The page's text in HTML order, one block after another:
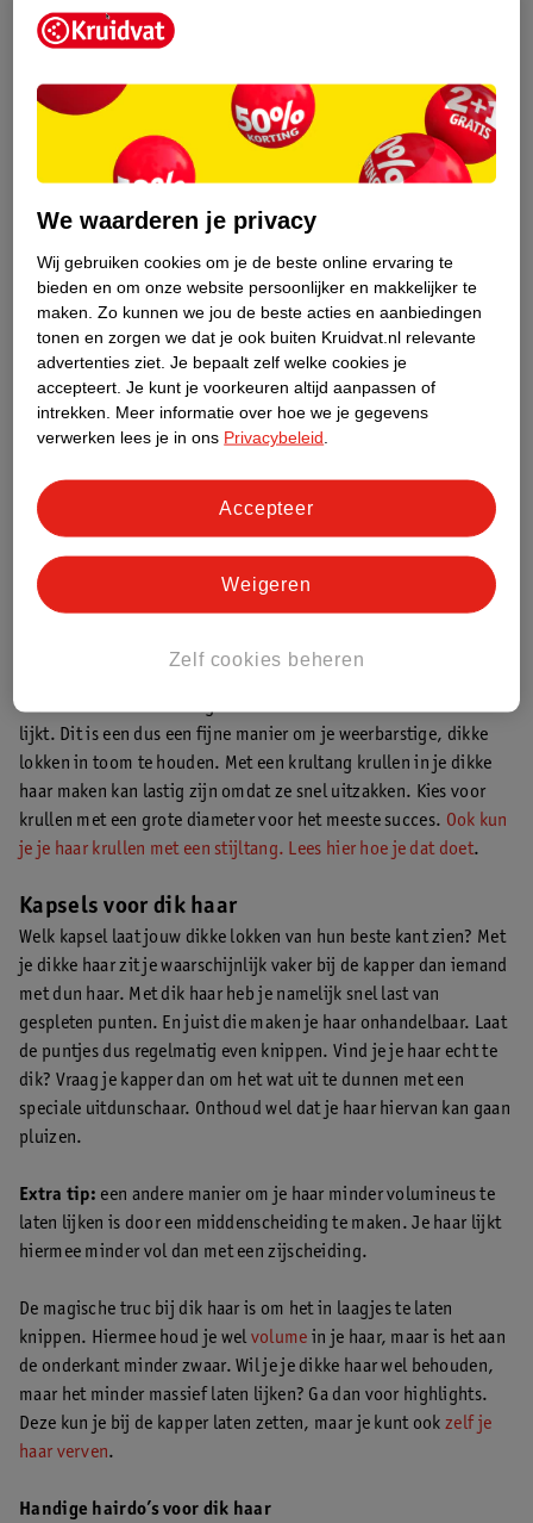
Dik haar in model brengen
Nadat je je dikke haar goed verzorgd hebt, is het tijd om het in
zijn. Dit begint al bij het borstelen van je dikke haar. Gebruik
hiervoor een borstel met synthetische haren, zoals nylon. Deze
zijn ideaal voor het kammen van stug en dik haar met klitten.
met varkenshaar ook fijn zijn. Deze beschadigt je haar minder.
Extra tip:
breng, voordat je je haar borstelt, een anti-klitspray
aan, bijvoorbeeld de Oil Nutritive spray van Gliss Kur. Deze
maakt het uitborstelen makkelijker en zorgt voor gezond en
glanzend haar.
Krul- en stijltang voor dik haar
Omdat je dikke haar snel uitdroogt, raden we je aan je haar niet
of zo min mogelijk bloot te stellen aan de hitte van stylingtools.
Het is het beste om je haar aan de lucht te laten drogen. Wil je
het daarna stylen? Gebruik dan de koudste stand van je krul- of
stijltang en breng voor het stylen een speciale spray aan die je
lokken beschermt, zoals deSyoss Keratine Heat Protection
Spray.
elkaar waardoor het wat gladder wordt en minder volumineus
lijkt. Dit is een dus een fijne manier om je weerbarstige, dikke
lokken in toom te houden. Met een krultang krullen in je dikke
haar maken kan lastig zijn omdat ze snel uitzakken. Kies voor
krullen met een grote diameter voor het meeste succes. Ook kun
je je haar krullen met een stijltang. Lees hier hoe je dat doet.
Kapsels voor dik haar
Welk kapsel laat jouw dikke lokken van hun beste kant zien? Met
je dikke haar zit je waarschijnlijk vaker bij de kapper dan iemand
met dun haar. Met dik haar heb je namelijk snel last van
gespleten punten. En juist die maken je haar onhandelbaar. Laat
de puntjes dus regelmatig even knippen. Vind je je haar echt te
dik? Vraag je kapper dan om het wat uit te dunnen met een
speciale uitdunschaar. Onthoud wel dat je haar hiervan kan gaan
pluizen.
Extra tip: een andere manier om je haar minder volumineus te
laten lijken is door een middenscheiding te maken. Je haar lijkt
hiermee minder vol dan met een zijscheiding.
De magische truc bij dik haar is om het in laagjes te laten
knippen. Hiermee houd je welvolume in je haar, maar is het aan
de onderkant minder zwaar. Wil je je dikke haar wel behouden,
maar het minder massief laten lijken? Ga dan voor highlights.
Deze kun je bij de kapper laten zetten, maar je kunt ookzelf je
haar verven.
Handige hairdo’s voor dik haar
We waarderen je privacy
Wij gebruiken cookies om je de beste online ervaring te
bieden en om onze website persoonlijker en makkelijker te
maken. Zo kunnen we jou de beste acties en aanbiedingen
tonen en zorgen we dat je ook buiten Kruidvat.nl relevante
advertenties ziet. Je bepaalt zelf welke cookies je
accepteert. Je kunt je voorkeuren altijd aanpassen of
intrekken.
Meer informatie over hoe we je gegevens
verwerken lees je in ons Privacybeleid
Zelf cookies beheren
Weigeren
Accepteer